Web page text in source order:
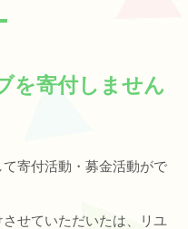
を寄付しません
寄付活動・募金活動がで
せていただいたは、リユ